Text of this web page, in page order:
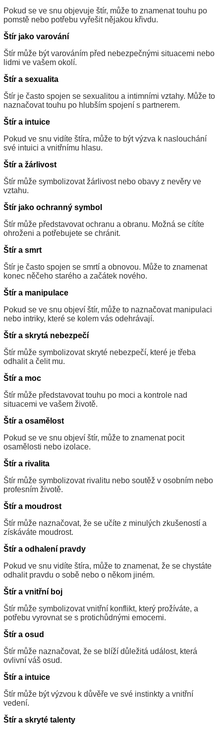
Pokud se ve snu objevuje štír, může to znamenat touhu po
pomstě nebo potřebu vyřešit nějakou křivdu.
Štír jako varování
Štír může být varováním před nebezpečnými situacemi nebo
lidmi ve vašem okolí.
Štír a sexualita
Štír je často spojen se sexualitou a intimními vztahy. Může to
naznačovat touhu po hlubším spojení s partnerem.
Štír a intuice
Pokud ve snu vidíte štíra, může to být výzva k naslouchání
své intuici a vnitřnímu hlasu.
Štír a žárlivost
Štír může symbolizovat žárlivost nebo obavy z nevěry ve
vztahu.
Štír jako ochranný symbol
Štír může představovat ochranu a obranu. Možná se cítíte
ohroženi a potřebujete se chránit.
Štír a smrt
Štír je často spojen se smrtí a obnovou. Může to znamenat
konec něčeho starého a začátek nového.
Štír a manipulace
Pokud se ve snu objeví štír, může to naznačovat manipulaci
nebo intriky, které se kolem vás odehrávají.
Štír a skrytá nebezpečí
Štír může symbolizovat skryté nebezpečí, které je třeba
odhalit a čelit mu.
Štír a moc
Štír může představovat touhu po moci a kontrole nad
situacemi ve vašem životě.
Štír a osamělost
Pokud se ve snu objeví štír, může to znamenat pocit
osamělosti nebo izolace.
Štír a rivalita
Štír může symbolizovat rivalitu nebo soutěž v osobním nebo
profesním životě.
Štír a moudrost
Štír může naznačovat, že se učíte z minulých zkušeností a
získáváte moudrost.
Štír a odhalení pravdy
Pokud ve snu vidíte štíra, může to znamenat, že se chystáte
odhalit pravdu o sobě nebo o někom jiném.
Štír a vnitřní boj
Štír může symbolizovat vnitřní konflikt, který prožíváte, a
potřebu vyrovnat se s protichůdnými emocemi.
Štír a osud
Štír může naznačovat, že se blíží důležitá událost, která
ovlivní váš osud.
Štír a intuice
Štír může být výzvou k důvěře ve své instinkty a vnitřní
vedení.
Štír a skryté talenty